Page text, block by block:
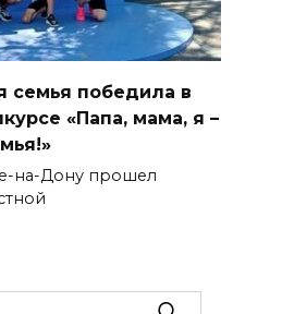
семья победила в
«Папа, мама, я –
на-Дону прошел